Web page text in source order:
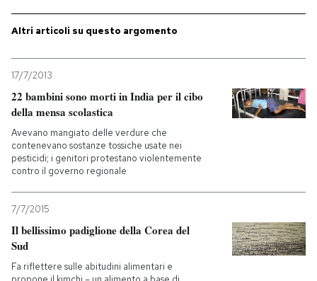
AREA PERSONALE
Entra
Altri articoli su questo argomento
17/7/2013
22 bambini sono morti in India per il cibo
della mensa scolastica
Avevano mangiato delle verdure che
contenevano sostanze tossiche usate nei
pesticidi; i genitori protestano violentemente
contro il governo regionale
7/7/2015
Il bellissimo padiglione della Corea del
Sud
Fa riflettere sulle abitudini alimentari e